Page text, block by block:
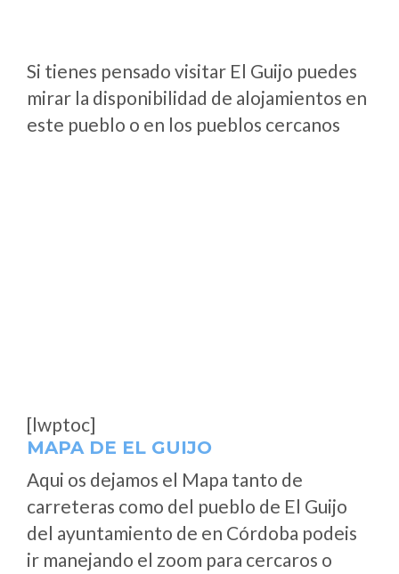
Si tienes pensado visitar El Guijo puedes
mirar la disponibilidad de alojamientos en
este pueblo o en los pueblos cercanos
[lwptoc]
MAPA DE EL GUIJO
Aqui os dejamos el Mapa tanto de
carreteras como del pueblo de El Guijo
del ayuntamiento de en Córdoba podeis
ir manejando el zoom para cercaros o